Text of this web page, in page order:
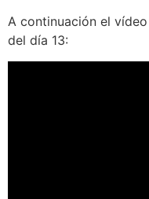
A continuación el
del día 13: